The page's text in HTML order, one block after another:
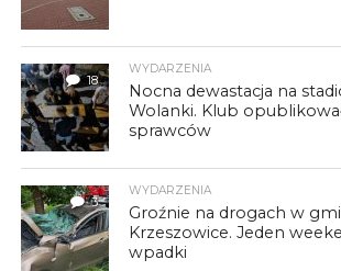
18
WYDARZENIA
Nocna dewastacja na
Wolanki. Klub
sprawców
3
WYDARZENIA
Groźnie na drogach w
Krzeszowice. Jeden
wpadki